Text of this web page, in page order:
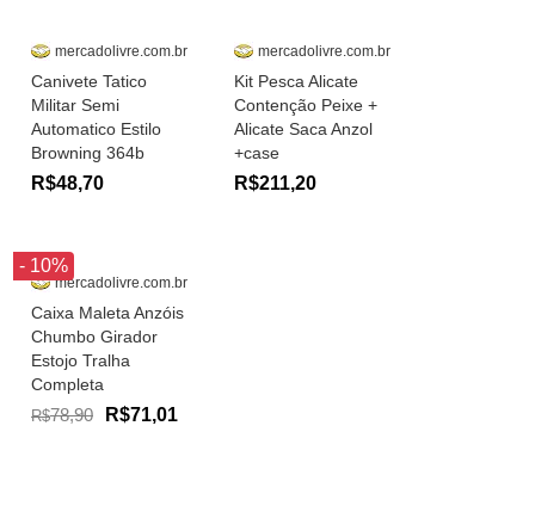
mercadolivre.com.br
Canivete Tatico
Militar Semi
Automatico Estilo
Browning 364b
R$48,70
mercadolivre.com.br
Kit Pesca Alicate
Contenção Peixe +
Alicate Saca Anzol
+case
R$211,20
- 10%
mercadolivre.com.br
Caixa Maleta Anzóis
Chumbo Girador
Estojo Tralha
Completa
R$78,90 R$71,01